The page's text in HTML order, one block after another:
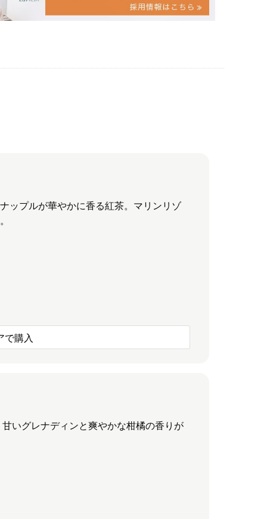
ップルが華やかに香る紅茶。マリンリゾ
で購入
いグレナディンと爽やかな柑橘の香りが